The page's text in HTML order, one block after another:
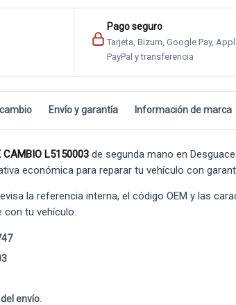
Pago seguro
Tarjeta, Bizum, Google Pay,
PayPal y transferencia
Envío y garantía Información de marca
CAMBIO L5150003 de segunda mano en
económica para reparar tu vehículo con
la referencia interna, el código OEM y las
tu vehículo.
envío.